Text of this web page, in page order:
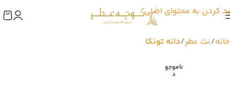
رد کردن به محتوای اصلی
خانه نت عطر دانه تونکا
ناموجو
د